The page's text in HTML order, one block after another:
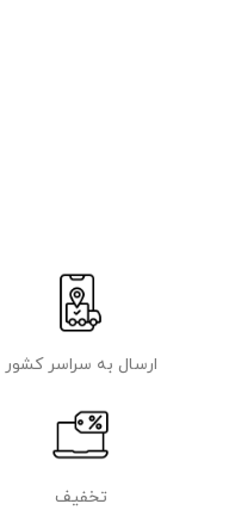
ارسال به سراسر کشور
تخفیف